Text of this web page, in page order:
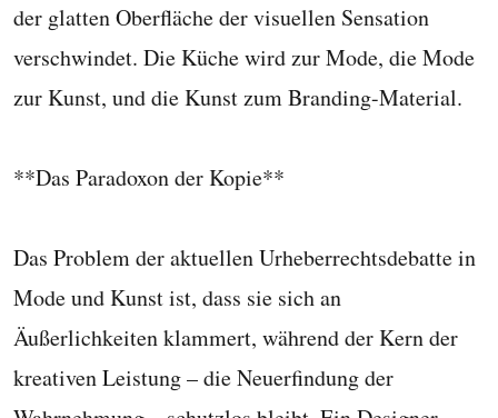
der glatten Oberfläche der visuellen Sensation
verschwindet. Die Küche wird zur Mode, die Mode
zur Kunst, und die Kunst zum Branding-Material.
**Das Paradoxon der Kopie**
Das Problem der aktuellen Urheberrechtsdebatte in
Mode und Kunst ist, dass sie sich an
Äußerlichkeiten klammert, während der Kern der
kreativen Leistung – die Neuerfindung der